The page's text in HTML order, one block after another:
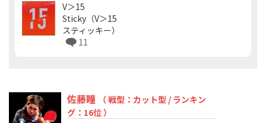
V＞15
Sticky（V＞15
スティッキー）
11
佐藤瞳
（ 戦型：カット型 / ランキン
グ：16位 ）